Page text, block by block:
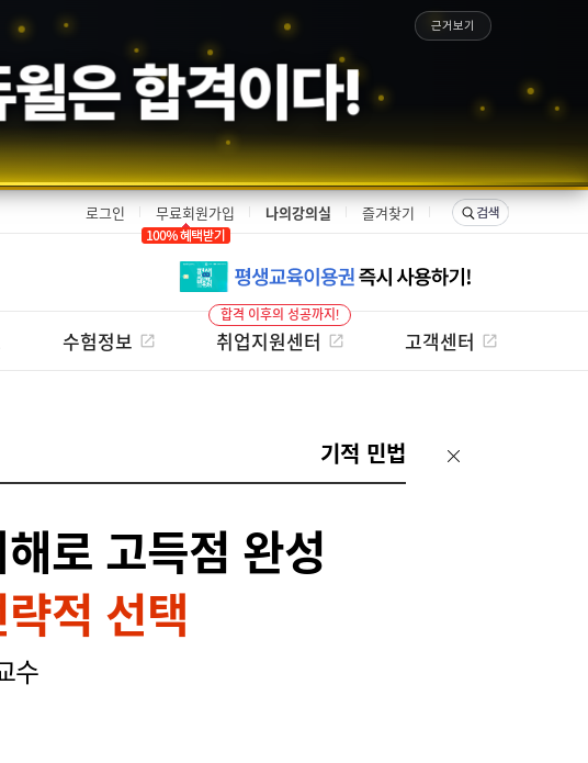
윌은 합격이다!
근거보기
로그인 무료회원가입 나의강의실 즐겨찾기
수험정보 취업지원센터
합격 이후의 성공까지!
고객센터
기적 민법
로 고득점 완성
적 선택
수